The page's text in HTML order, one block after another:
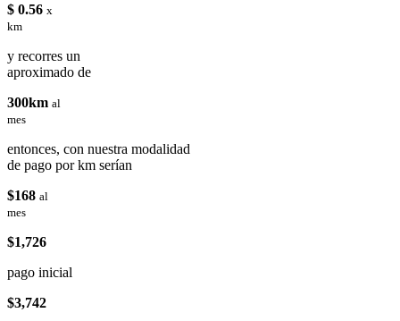
$ 0.56 x
km
y recorres un
aproximado de
300km al
mes
entonces, con nuestra modalidad
de pago por km serían
$168 al
mes
$1,726
pago inicial
$3,742